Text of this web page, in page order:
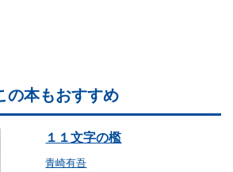
の本もおすすめ
１１文字の檻
青崎有吾